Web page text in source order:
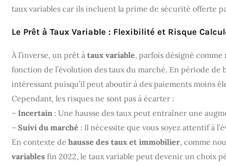
taux variables car ils incluent la prime de sécurité offerte
Le Prêt à Taux Variable : Flexibilité et Risque
À l’inverse, un prêt à taux variable, parfois désigné
fonction de l’évolution des taux du marché. En période de
intéressant puisqu’il peut aboutir à des paiements moins
Cependant, les risques ne sont pas à écarter :
– Incertain : Une hausse des taux peut entraîner une
– Suivi du marché : Il nécessite que vous soyez attentif à
En contexte de hausse des taux et immobilier, comme
variables fin 2022, le taux variable peut devenir un choix